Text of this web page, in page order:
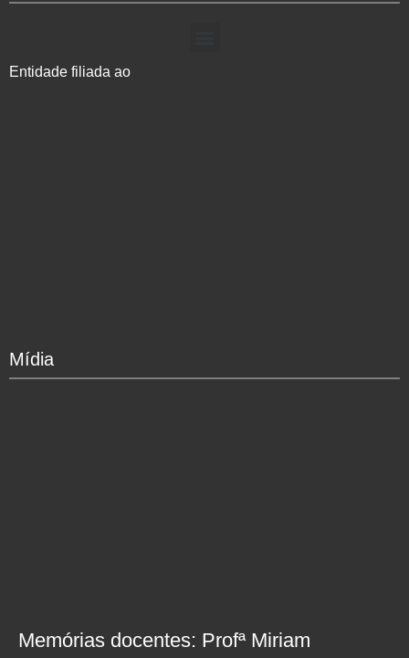
Entidade filiada ao
Mídia
Memórias docentes: Profª Miriam